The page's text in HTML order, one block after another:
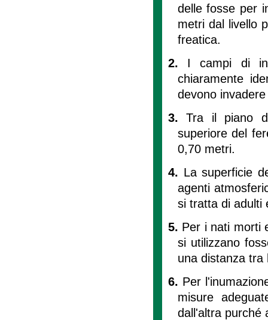
delle fosse per
metri dal livello
freatica.
2. I campi di
chiaramente
devono
3.Tra il piano
superiore del
0,70 metri.
4. La superficie
agenti
si tratta di adulti
5. Per i nati morti
si utilizzano
una distanza tra
6. Per
misure
dall'altra purché